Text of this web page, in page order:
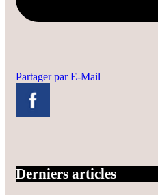
Partager par E-Mail
Derniers articles